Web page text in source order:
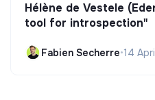
Hélène de Vestele
tool for introspection"
Fabien Secherre•14